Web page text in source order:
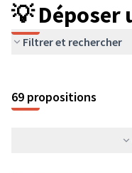
💡 Déposer
Filtrer et rechercher
69 propositions